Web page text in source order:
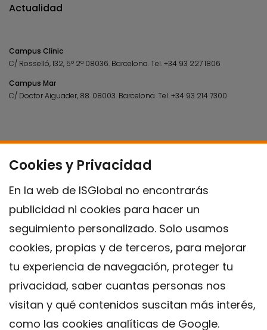
Cookies y Privacidad
En la web de ISGlobal no encontrarás
publicidad ni cookies para hacer un
seguimiento personalizado. Solo usamos
cookies, propias y de terceros, para mejorar
tu experiencia de navegación, proteger tu
privacidad, saber cuantas personas nos
visitan y qué contenidos suscitan más interés,
como las cookies analíticas de Google.
Actualidad
Campus Clínic
C/ Rosselló, 132, 5º 2ª 08036. Barcelona.Tel.+34 93 227 1806
Campus Mar
C/ Doctor Aiguader, 88. 08003. Barcelona.Tel.+34 93 214 7300